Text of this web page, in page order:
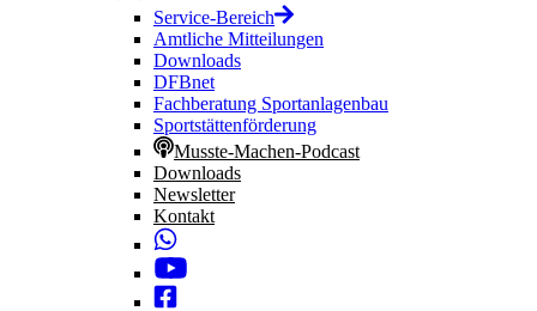
Service-Bereich
Amtliche Mitteilungen
Downloads
DFBnet
Fachberatung Sportanlagenbau
Sportstättenförderung
Musste-Machen-Podcast
Downloads
Newsletter
Kontakt